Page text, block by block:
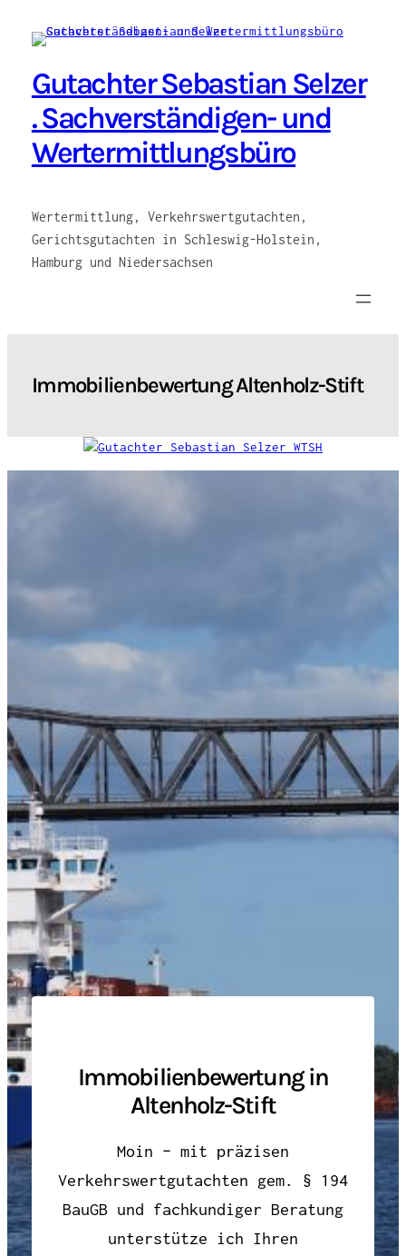
Inhalt
Gutachter Sebastian Selzer
. Sachverständigen- und
Wertermittlungsbüro
Wertermittlung, Verkehrswertgutachten,
Gerichtsgutachten in Schleswig-Holstein,
Hamburg und Niedersachsen
Immobilienbewertung Altenholz-Stift
Immobilienbewertung in
Altenholz-Stift
Moin – mit präzisen
Verkehrswertgutachten gem. § 194
BauGB und fachkundiger Beratung
unterstütze ich Ihren